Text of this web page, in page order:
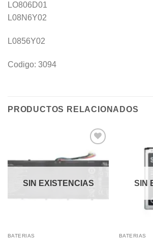
LO806D01
L08N6Y02
L0856Y02
Codigo: 3094
PRODUCTOS RELACIONADOS
Añadir
a la
lista de
SIN EXISTENCIAS
BATERIAS
SIN
BATERIAS